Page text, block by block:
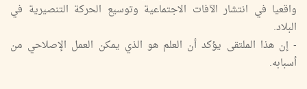
واقعيا في انتشار الآفات الاجتماعية وتوسيع الحركة التنصيرية في
البلاد.
- إن هذا الملتقى يؤكد أن العلم هو الذي يمكن العمل الإصلاحي من
أسبابه.